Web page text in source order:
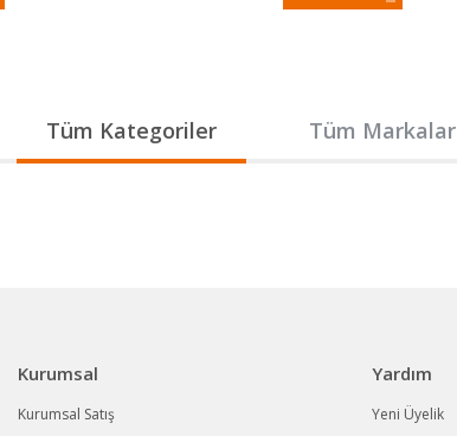
Tüm Kategoriler Tüm Markalar
Kurumsal
Kurumsal Satış
Yardım
Yeni Üyelik